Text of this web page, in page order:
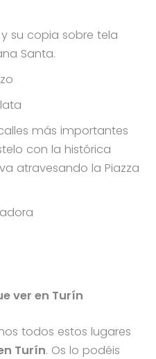
su copia sobre tela
Santa.
más importantes
con la histórica
atravesando la Piazza
ver en Turín
todos estos lugares
Turín. Os lo podéis